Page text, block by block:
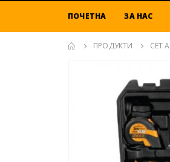
ПОЧЕТНА ЗА НАС
ПРОДУКТИ СЕТ